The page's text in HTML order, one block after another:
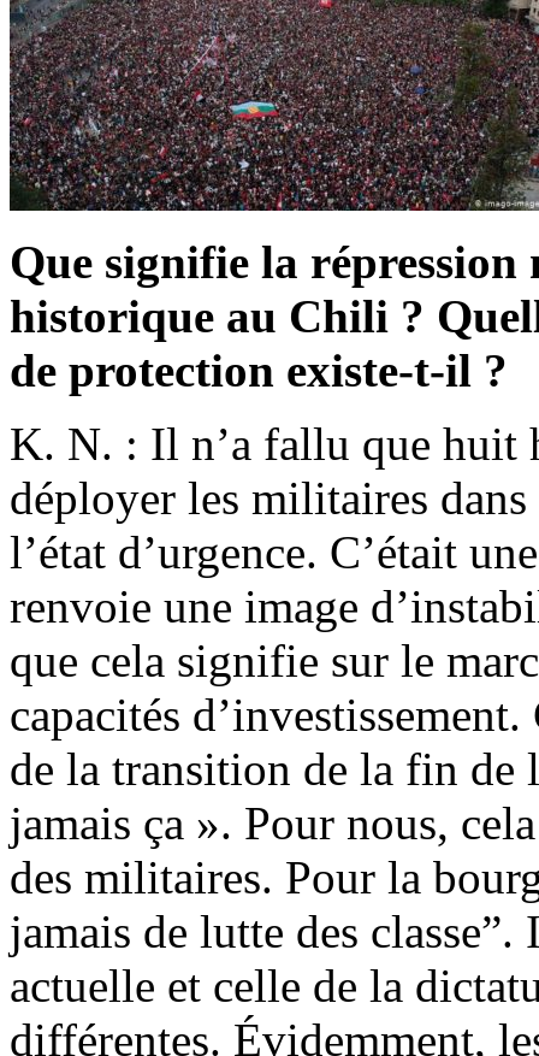
Que signifie la
historique au Chili ?
de protection existe-t-il ?
K. N. : Il n’a fallu que huit
déployer les militaires
l’état d’urgence. C’était
renvoie une image
que cela signifie sur le
capacités
de la transition de la fin de
jamais ça ». Pour nous,
des militaires. Pour la
jamais de lutte des
actuelle et celle de la
différentes. Évidemment,